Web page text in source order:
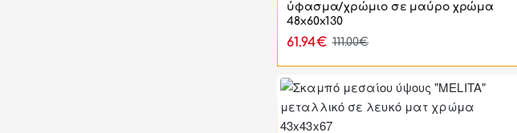
ύφασμα/χρώμιο σε μαύρο χρώμα
48x60x130
61.94€ 111.00€